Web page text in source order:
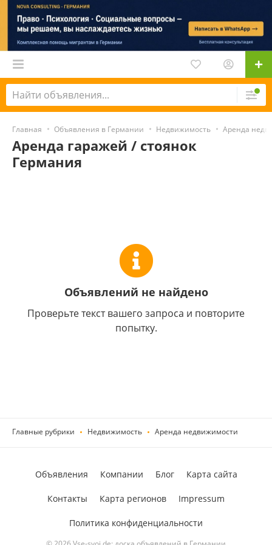
Главная Объявления в Германии Недвижимость Аренда
Аренда гаражей / стоянок
Германия
Объявлений не найдено
Проверьте текст вашего запроса и повторите
попытку.
Главные рубрики Недвижимость Аренда недвижимости
Объявления Компании Блог Карта сайта
Контакты Карта регионов Impressum
Политика конфиденциальности